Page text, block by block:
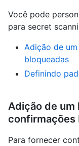
Você pode
para secret
Adição de
bloqueadas
Definindo
Adição de um
confirmações
Para fornecer